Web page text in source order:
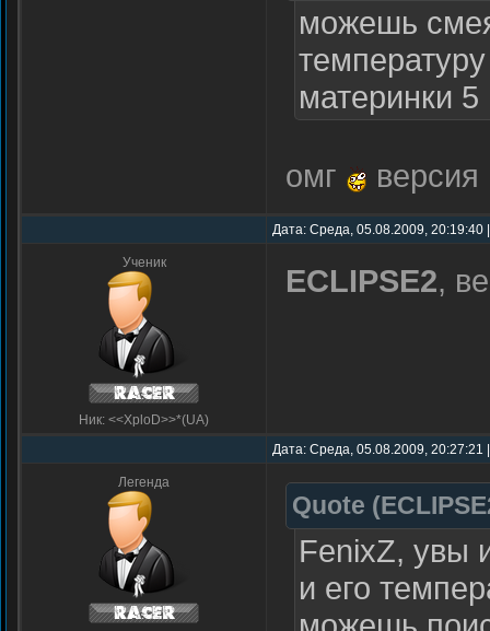
можешь
материнки
омг
Дата: Среда, 05.08.2009,
Ученик
Ник: <<XploD>>*(UA)
ECLIPSE2,
Дата: Среда, 05.08.2009,
Легенда
Quote (
FenixZ, увы
и его